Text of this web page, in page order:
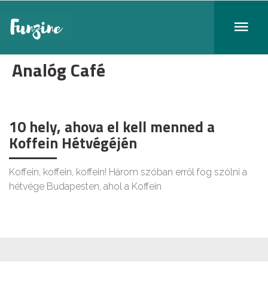
Analóg Café
10 hely, ahova el kell menned a
Koffein Hétvégéjén
Koffein, koffein, koffein! Három szóban erről fog szólni a
hétvége Budapesten, ahol a Koffein